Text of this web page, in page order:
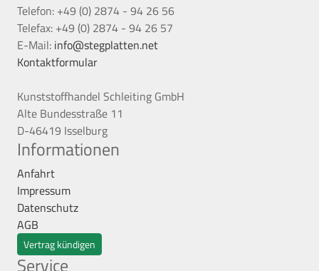
Telefon: +49 (0) 2874 - 94 26 56
Telefax: +49 (0) 2874 - 94 26 57
E-Mail: info@stegplatten.net
Kontaktformular
Kunststoffhandel Schleiting GmbH
Alte Bundesstraße 11
D-46419 Isselburg
Informationen
Anfahrt
Impressum
Datenschutz
AGB
Vertrag kündigen
Service